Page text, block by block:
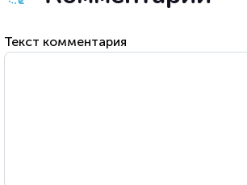
Текст комментария